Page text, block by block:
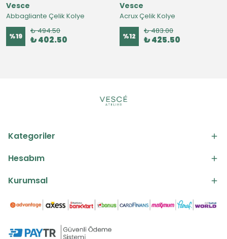
Vesce
Abbagliante Çelik Kolye
%19
₺ 494.50
₺ 402.50
Vesce
Acrux Çelik Kolye
%12
₺ 483.00
₺ 425.50
Kategoriler
Hesabım
Kurumsal